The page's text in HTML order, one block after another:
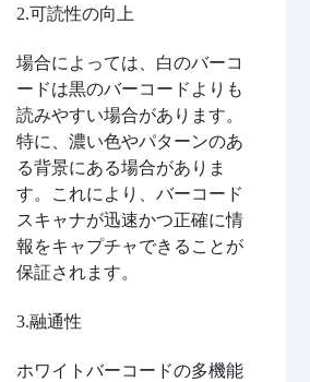
2.可読性の向上
場合によっては、白のバーコ
ードは黒のバーコードよりも
読みやすい場合があります。
特に、濃い色やパターンのあ
る背景にある場合がありま
す。これにより、バーコード
スキャナが迅速かつ正確に情
報をキャプチャできることが
保証されます。
3.融通性
ホワイトバーコードの多機能